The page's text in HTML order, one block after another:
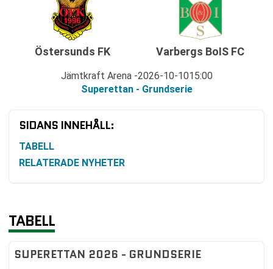
Östersunds FK
Jämtkraft Arena 2026-10-1015:00
Superettan - Grundserie
Varbergs BoIS FC
SIDANS INNEHÅLL:
TABELL
RELATERADE NYHETER
TABELL
SUPERETTAN 2026 - GRUNDSERIE